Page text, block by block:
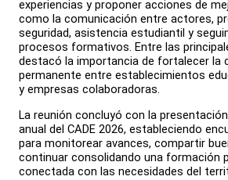
experiencias y proponer acciones de
como la comunicación entre actores,
seguridad, asistencia estudiantil y
procesos formativos. Entre las
destacó la importancia de fortalecer la
permanente entre establecimientos
y empresas colaboradoras.
La reunión concluyó con la
anual del CADE 2026, estableciendo
para monitorear avances, compartir
continuar consolidando una formación
conectada con las necesidades del